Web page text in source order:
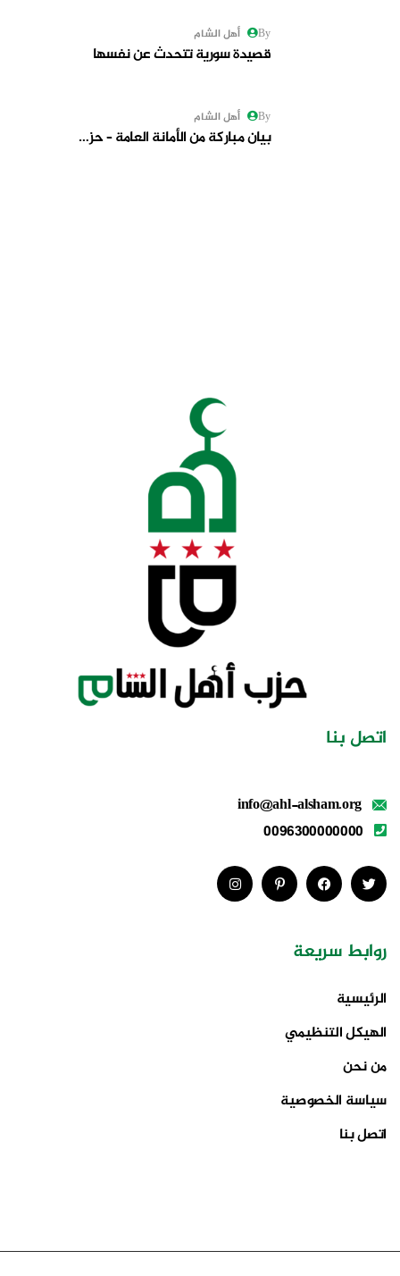
قصيدة سورية تتحدث عن نفسها
By أهل الشام
بيان مباركة من الأمانة العامة – حز…
By أهل الشام
اتصل بنا
info@ahl-alsham.org
0096300000000
روابط سريعة
الرئيسية
الهيكل التنظيمي
من نحن
سياسة الخصوصية
اتصل بنا